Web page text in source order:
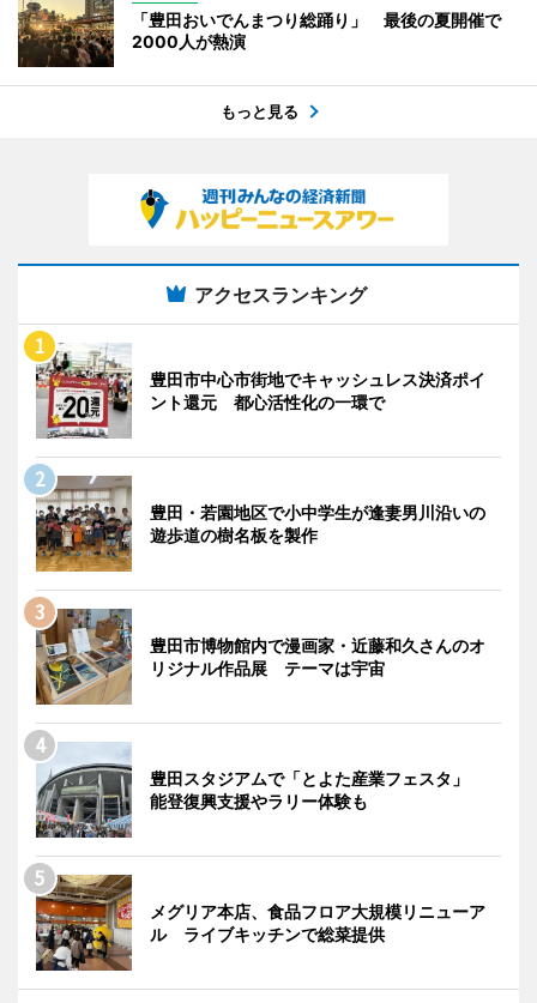
「豊田おいでんまつり総踊り」 最後の夏開催で
2000人が熱演
もっと見る
アクセスランキング
豊田市中心市街地でキャッシュレス決済ポイ
ント還元 都心活性化の一環で
豊田・若園地区で小中学生が逢妻男川沿いの
遊歩道の樹名板を製作
豊田市博物館内で漫画家・近藤和久さんのオ
リジナル作品展 テーマは宇宙
豊田スタジアムで「とよた産業フェスタ」
能登復興支援やラリー体験も
メグリア本店、食品フロア大規模リニューア
ル ライブキッチンで総菜提供